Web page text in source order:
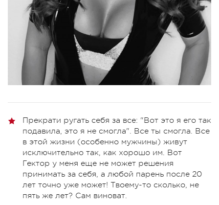
Прекрати ругать себя за все: "Вот это я его так
подавила, это я не смогла". Все ты смогла. Все
в этой жизни (особенно мужчины) живут
исключительно так, как хорошо им. Вот
Гектор у меня еще не может решения
принимать за себя, а любой парень после 20
лет точно уже может! Твоему-то сколько, не
пять же лет? Сам виноват.